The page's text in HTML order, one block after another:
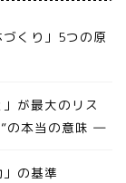
くり」5つの原
が最大のリス
の本当の意味 ―
の基準